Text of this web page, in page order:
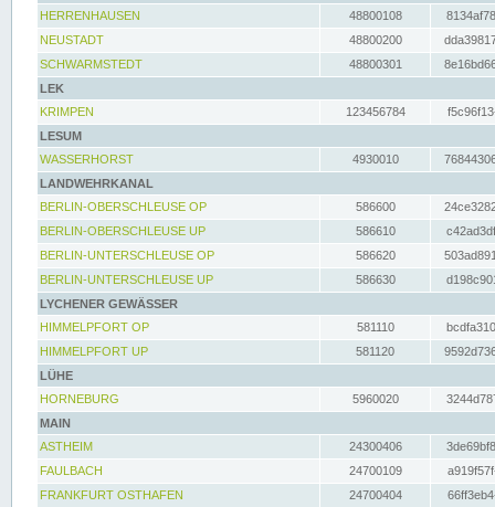
HERRENHAUSEN
48800108
NEUSTADT
48800200
SCHWARMSTEDT
48800301
LEK
KRIMPEN
123456784
LESUM
WASSERHORST
4930010
LANDWEHRKANAL
BERLIN-OBERSCHLEUSE OP
586600
BERLIN-OBERSCHLEUSE UP
586610
BERLIN-UNTERSCHLEUSE OP
586620
BERLIN-UNTERSCHLEUSE UP
586630
LYCHENER GEWÄSSER
HIMMELPFORT OP
581110
HIMMELPFORT UP
581120
LÜHE
HORNEBURG
5960020
MAIN
ASTHEIM
24300406
FAULBACH
24700109
FRANKFURT OSTHAFEN
24700404